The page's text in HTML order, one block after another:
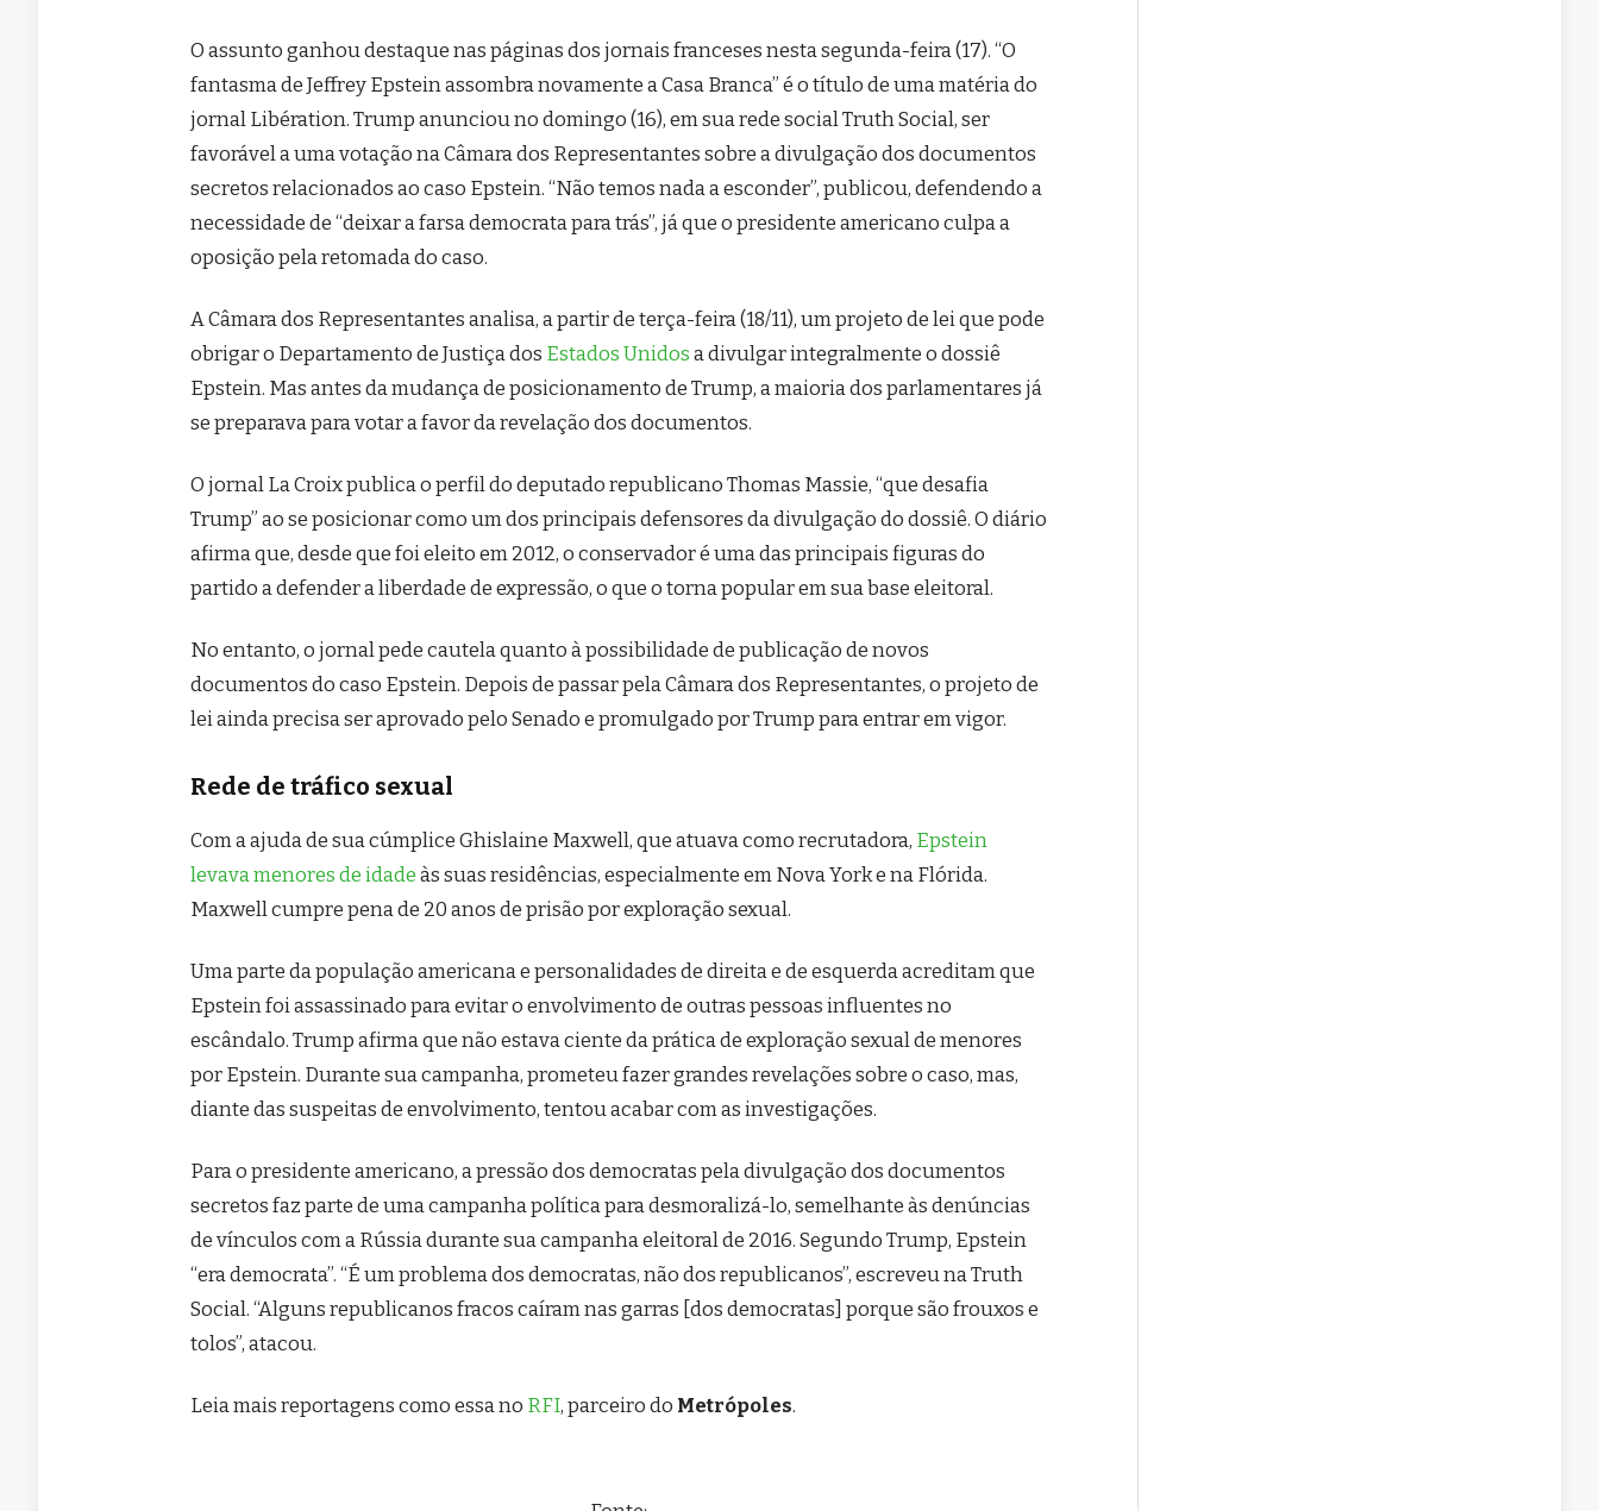
O assunto ganhou destaque nas páginas dos jornais franceses nesta segunda-feira (17). “O
fantasma de Jeffrey Epstein assombra novamente a Casa Branca” é o título de uma matéria do
jornal Libération. Trump anunciou no domingo (16), em sua rede social Truth Social, ser
favorável a uma votação na Câmara dos Representantes sobre a divulgação dos documentos
secretos relacionados ao caso Epstein. “Não temos nada a esconder”, publicou, defendendo a
necessidade de “deixar a farsa democrata para trás”, já que o presidente americano culpa a
oposição pela retomada do caso.
A Câmara dos Representantes analisa, a partir de terça-feira (18/11), um projeto de lei que pode
obrigar o Departamento de Justiça dos Estados Unidos a divulgar integralmente o dossiê
Epstein. Mas antes da mudança de posicionamento de Trump, a maioria dos parlamentares já
se preparava para votar a favor da revelação dos documentos.
O jornal La Croix publica o perfil do deputado republicano Thomas Massie, “que desafia
Trump” ao se posicionar como um dos principais defensores da divulgação do dossiê. O diário
afirma que, desde que foi eleito em 2012, o conservador é uma das principais figuras do
partido a defender a liberdade de expressão, o que o torna popular em sua base eleitoral.
No entanto, o jornal pede cautela quanto à possibilidade de publicação de novos
documentos do caso Epstein. Depois de passar pela Câmara dos Representantes, o projeto de
lei ainda precisa ser aprovado pelo Senado e promulgado por Trump para entrar em vigor.
Rede de tráfico sexual
Com a ajuda de sua cúmplice Ghislaine Maxwell, que atuava como recrutadora, Epstein
levava menores de idade às suas residências, especialmente em Nova York e na Flórida.
Maxwell cumpre pena de 20 anos de prisão por exploração sexual.
Uma parte da população americana e personalidades de direita e de esquerda acreditam que
Epstein foi assassinado para evitar o envolvimento de outras pessoas influentes no
escândalo. Trump afirma que não estava ciente da prática de exploração sexual de menores
por Epstein. Durante sua campanha, prometeu fazer grandes revelações sobre o caso, mas,
diante das suspeitas de envolvimento, tentou acabar com as investigações.
Para o presidente americano, a pressão dos democratas pela divulgação dos documentos
secretos faz parte de uma campanha política para desmoralizá-lo, semelhante às denúncias
de vínculos com a Rússia durante sua campanha eleitoral de 2016. Segundo Trump, Epstein
“era democrata”. “É um problema dos democratas, não dos republicanos”, escreveu na Truth
Social. “Alguns republicanos fracos caíram nas garras [dos democratas] porque são frouxos e
tolos”, atacou.
Leia mais reportagens como essa no RFI, parceiro do Metrópoles.